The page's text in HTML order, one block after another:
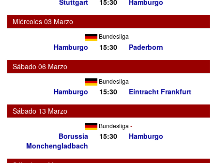
Stuttgart 15:30
Hamburgo
Miércoles 03 Marzo
Bundesliga -
Hamburgo 15:30
Paderborn
Sábado 06 Marzo
Bundesliga -
Hamburgo 15:30
Eintracht Frankfurt
Sábado 13 Marzo
Bundesliga -
Borussia
Monchengladbach
15:30 Hamburgo